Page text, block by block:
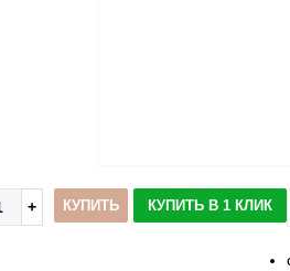
КУПИТЬ КУПИТЬ В 1 КЛИК